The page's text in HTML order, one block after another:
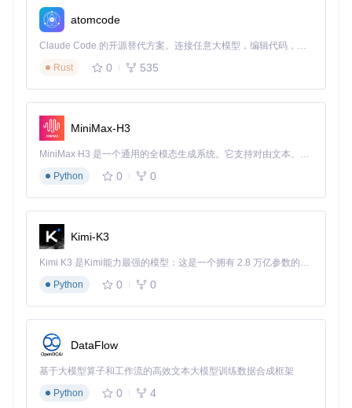
初次运行设置
启动Umi-OCR后，建议先完成以下基础配置：
确认界面语言是否符合使用习惯，可在"全局设置"中进行
调整。
设置截图功能的快捷键，方便快速调用截图识别。
配置输出文件的格式和保存路径，根据需求选择TXT、PD
F等格式。
Umi-OCR全局设置界面，可进行语言切换、主题选择等个性
截图识别功能实战：3步完成精准区域识别
截图OCR是Umi-OCR最常用的功能之一，操作流程简单高
调用截图工具：通过预设的快捷键（默认为Ctrl+Alt+O）
处理识别结果：识别完成后，结果将显示在右侧面板，可
进行复制、保存或编辑操作。
Umi-OCR截图识别界面，展示了对代码片段的识别过程和结
atomcode
Claude Code 的开源替代方案。连接任意大模型，编辑代码，运行命令，自动验证 — 全自动执行。用 Rust 构建，极致性能。 ｜ An open-source alternative to Claude Code. Connect any LLM, edit code, run commands, and verify changes — autonomously. Built in Rust for speed. Get Started
Rust
0 535
MiniMax-H3
MiniMax H3 是一个通用的全模态生成系统。它支持对由文本、图像、视频和音频组成的多模态上下文进行统一理解，并能生成分辨率高达 2K、时长可达 15 秒的带原生立体声音频的视频。得益于面向任务泛化的系统设计，H3 在预训练阶段就已具备广泛的多模态上下文理解与生成能力，能够出色地执行复杂的多模态指令。
Python
0 0
Kimi-K3
Kimi K3 是Kimi能力最强的模型：这是一个拥有 2.8 万亿参数的混合专家（MoE）模型，具备原生视觉理解能力，并支持 100 万 token 的上下文窗口。
Python
0 0
DataFlow
基于大模型算子和工作流的高效文本大模型训练数据合成框架
Python
0 4